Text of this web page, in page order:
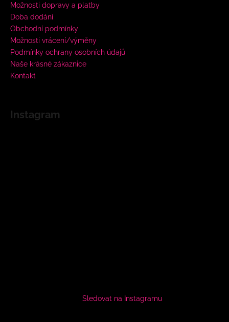
Možnosti dopravy a platby
Doba dodání
Obchodní podmínky
Možnosti vrácení/výměny
Podmínky ochrany osobních údajů
Naše krásné zákaznice
Kontakt
Instagram
Sledovat na Instagramu